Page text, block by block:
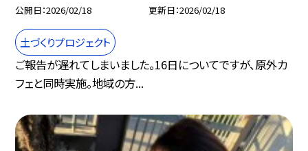
公開日 2026/02/18 更新日 2026/02/18
土づくりプロジェクト
ご報告が遅れてしまいました。16日についてですが、原外カ
フェと同時実施。地域の方...